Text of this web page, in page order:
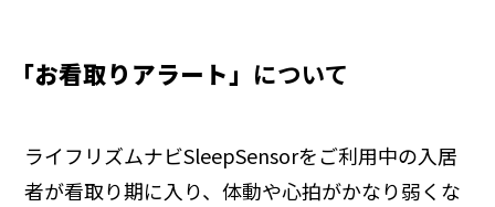
「お看取りアラート」 について
ライフリズムナビSleepSensorをご利用中の入居
者が看取り期に入り、体動や心拍がかなり弱くな